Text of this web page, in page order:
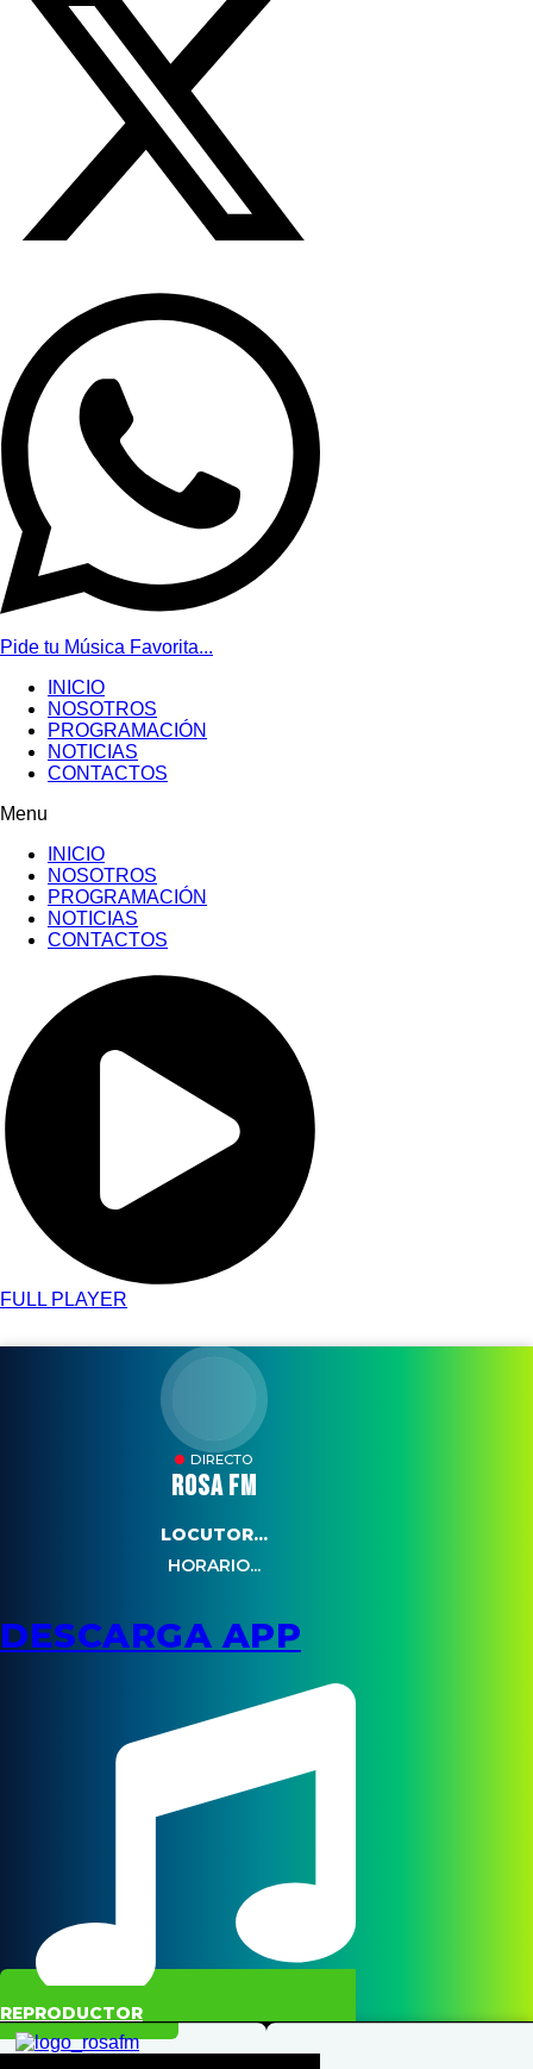
Pide tu Música Favorita...
INICIO
NOSOTROS
PROGRAMACIÓN
NOTICIAS
CONTACTOS
Menu
INICIO
NOSOTROS
PROGRAMACIÓN
NOTICIAS
CONTACTOS
FULL PLAYER
DIRECTO
ROSA FM
LOCUTOR...
HORARIO...
DESCARGA APP
REPRODUCTOR